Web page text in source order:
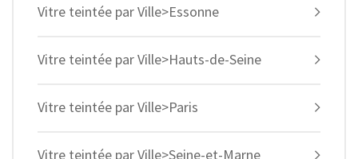
Vitre teintée par Ville>Essonne
Vitre teintée par Ville>Hauts-de-Seine
Vitre teintée par Ville>Paris
Vitre teintée par Ville>Seine-et-Marne